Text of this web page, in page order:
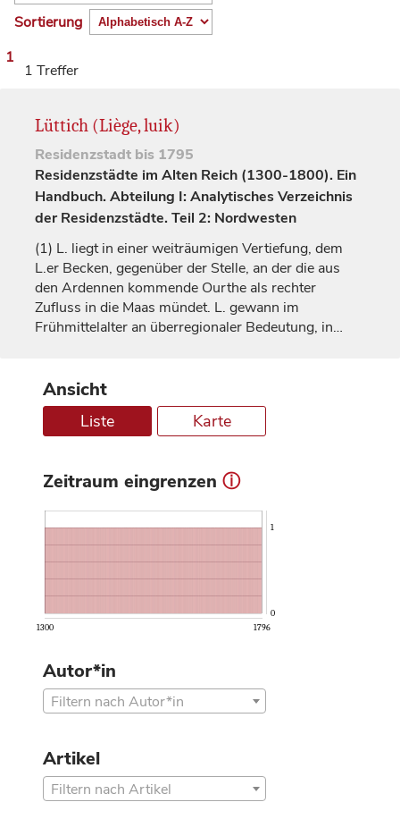
Sortierung
1
1 Treffer
Lüttich (Liège, luik)
Residenzstadt bis 1795
Residenzstädte im Alten Reich (1300-1800). Ein
Handbuch. Abteilung I: Analytisches Verzeichnis
der Residenzstädte. Teil 2: Nordwesten
(1) L. liegt in einer weiträumigen Vertiefung, dem
L.er Becken, gegenüber der Stelle, an der die aus
den Ardennen kommende Ourthe als rechter
Zufluss in die Maas mündet. L. gewann im
Frühmittelalter an überregionaler Bedeutung, in…
Ansicht
Liste Karte
Zeitraum eingrenzen ⓘ
1300 1796
0
1
Autor*in
Filtern nach Autor*in
Artikel
Filtern nach Artikel